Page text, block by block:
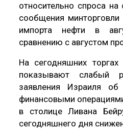
относительно спроса
сообщения
импорта нефти в
сравнению с августом
На сегодняшних
показывают слабый
заявления Израиля
финансовыми
в столице Ливана
сегодняшнего дня